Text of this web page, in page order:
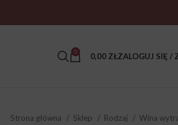
0 0,00 ZŁZALOGUJ SIĘ /
Strona główna Sklep Rodzaj
Wina